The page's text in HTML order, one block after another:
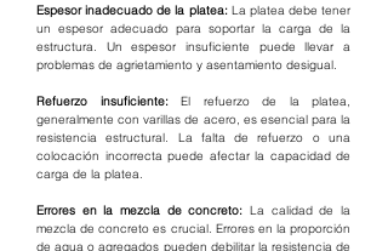
Espesor inadecuado de la platea: La platea debe tener
un espesor adecuado para soportar la carga de la
estructura. Un espesor insuficiente puede llevar a
problemas de agrietamiento y asentamiento desigual.
Refuerzo insuficiente: El refuerzo de la platea,
generalmente con varillas de acero, es esencial para la
resistencia estructural. La falta de refuerzo o una
colocación incorrecta puede afectar la capacidad de
carga de la platea.
Errores en la mezcla de concreto: La calidad de la
mezcla de concreto es crucial. Errores en la proporción
de agua o agregados pueden debilitar la resistencia de